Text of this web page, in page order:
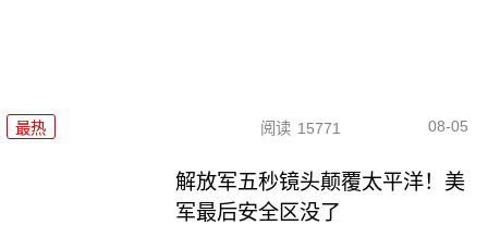
最热 阅读 15771 08-05
解放军五秒镜头颠覆太平洋！美
军最后安全区没了